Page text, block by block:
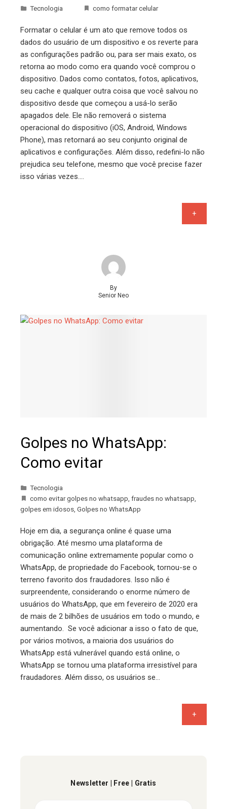
Tecnologia como formatar celular
Formatar o celular é um ato que remove todos os
dados do usuário de um dispositivo e os reverte para
as configurações padrão ou, para ser mais exato, os
retorna ao modo como era quando você comprou o
dispositivo. Dados como contatos, fotos, aplicativos,
seu cache e qualquer outra coisa que você salvou no
dispositivo desde que começou a usá-lo serão
apagados dele. Ele não removerá o sistema
operacional do dispositivo (iOS, Android, Windows
Phone), mas retornará ao seu conjunto original de
aplicativos e configurações. Além disso, redefini-lo não
prejudica seu telefone, mesmo que você precise fazer
isso várias vezes.…
+
By
Senior Neo
Golpes no WhatsApp:
Como evitar
Tecnologia
como evitar golpes no whatsapp, fraudes no whatsapp,
golpes em idosos, Golpes no WhatsApp
Hoje em dia, a segurança online é quase uma
obrigação. Até mesmo uma plataforma de
comunicação online extremamente popular como o
WhatsApp, de propriedade do Facebook, tornou-se o
terreno favorito dos fraudadores. Isso não é
surpreendente, considerando o enorme número de
usuários do WhatsApp, que em fevereiro de 2020 era
de mais de 2 bilhões de usuários em todo o mundo, e
aumentando. Se você adicionar a isso o fato de que,
por vários motivos, a maioria dos usuários do
WhatsApp está vulnerável quando está online, o
WhatsApp se tornou uma plataforma irresistível para
fraudadores. Além disso, os usuários se…
+
Newsletter | Free | Gratis